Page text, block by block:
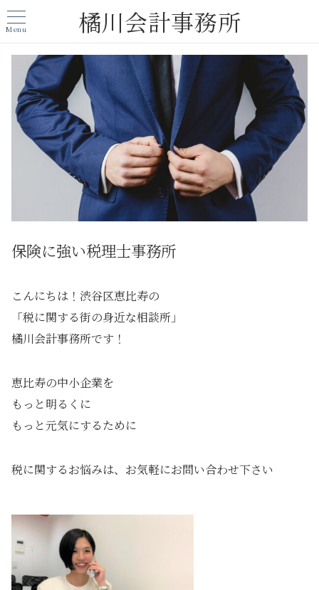
Menu 橘川会計事務所
保険に強い税理士事務所
こんにちは！渋谷区恵比寿の
「税に関する街の身近な相談所」
橘川会計事務所です！
恵比寿の中小企業を
もっと明るくに
もっと元気にするために
税に関するお悩みは、お気軽にお問い合わせ下さい